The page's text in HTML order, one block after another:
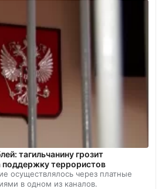
тагильчанину грозит
поддержку террористов
осуществлялось через платные
в одном из каналов.